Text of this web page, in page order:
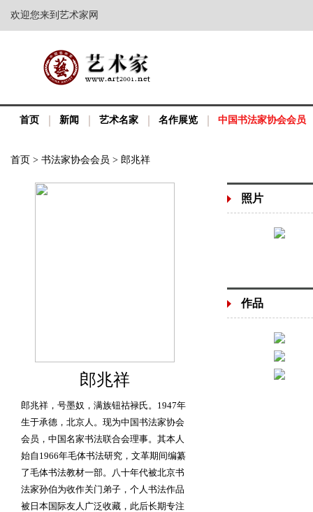
欢迎您来到艺术家网
首页 新闻 艺术名家 名作展览 中国书法家协会会员
首页 > 书法家协会会员 > 郎兆祥
郎兆祥
郎兆祥，号墨奴，满族钮祜禄氏。1947年
生于承德，北京人。现为中国书法家协会
会员，中国名家书法联合会理事。其本人
始自1966年毛体书法研究，文革期间编纂
了毛体书法教材一部。八十年代被北京书
法家孙伯为收作关门弟子，个人书法作品
被日本国际友人广泛收藏，此后长期专注
照片
作品